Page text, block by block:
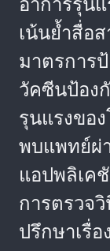
เน้นย้ำสื่อ
มาตรการ
วัคซีนป้อง
รุนแรงขอ
พบแพทย์ผ่
แอปพลิเค
การตรวจ
ปรึกษาเรื่